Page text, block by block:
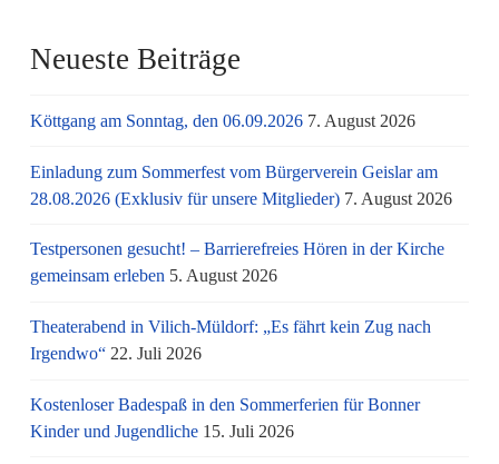
Neueste Beiträge
Köttgang am Sonntag, den 06.09.2026 7. August 2026
Einladung zum Sommerfest vom Bürgerverein Geislar am
28.08.2026 (Exklusiv für unsere Mitglieder) 7. August 2026
Testpersonen gesucht! – Barrierefreies Hören in der Kirche
gemeinsam erleben 5. August 2026
Theaterabend in Vilich-Müldorf: „Es fährt kein Zug nach
Irgendwo“ 22. Juli 2026
Kostenloser Badespaß in den Sommerferien für Bonner
Kinder und Jugendliche 15. Juli 2026